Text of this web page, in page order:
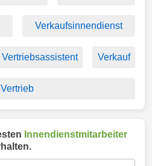
Verkaufsinnendienst
Vertriebsassistent Verkauf
Vertrieb
Innendienstmitarbeiter